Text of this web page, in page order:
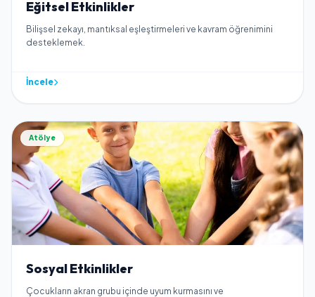
Eğitsel Etkinlikler
Bilişsel zekayı, mantıksal eşleştirmeleri ve kavram öğrenimini
desteklemek.
İncele
Atölye
Sosyal Etkinlikler
Çocukların akran grubu içinde uyum kurmasını ve